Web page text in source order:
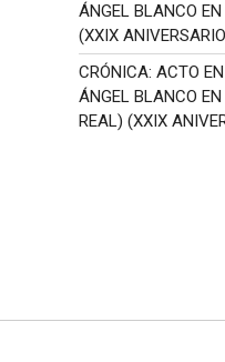
ÁNGEL BLANCO
(XXIX
CRÓNICA: ACTO
ÁNGEL BLANCO
REAL) (XXIX